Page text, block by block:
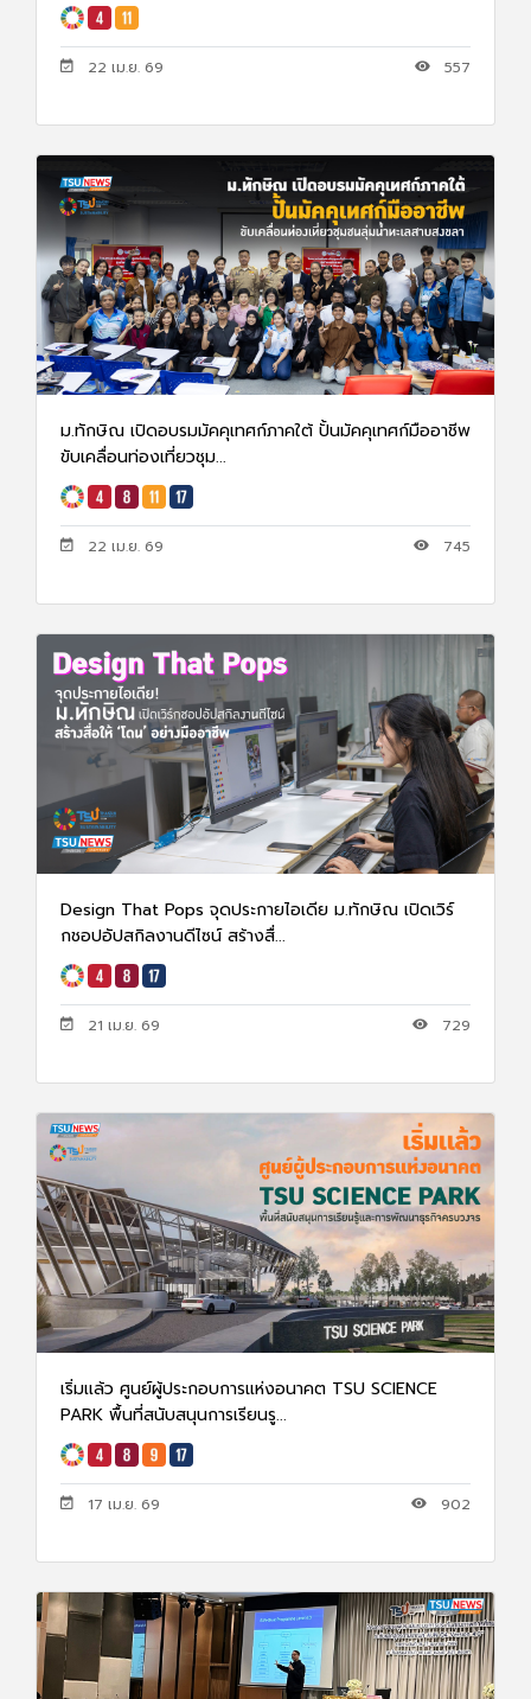
22 เม.ย. 69 557
ม.ทักษิณ เปิดอบรมมัคคุเทศก์ภาคใต้ ปั้นมัคคุเทศก์มืออาชีพ
ขับเคลื่อนท่องเที่ยวชุม...
22 เม.ย. 69 745
Design That Pops จุดประกายไอเดีย ม.ทักษิณ เปิดเวิร์
กชอปอัปสกิลงานดีไซน์ สร้างสื่...
21 เม.ย. 69 729
เริ่มเเล้ว ศูนย์ผู้ประกอบการแห่งอนาคต TSU SCIENCE
PARK พื้นที่สนับสนุนการเรียนรู...
17 เม.ย. 69 902